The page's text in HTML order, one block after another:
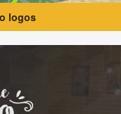
logos